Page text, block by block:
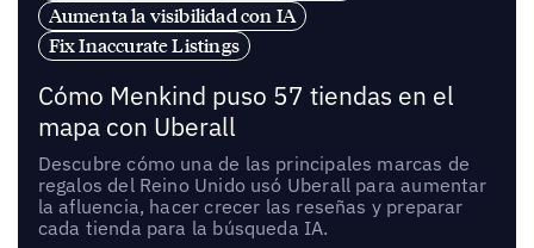
Aumenta la visibilidad con IA
Fix Inaccurate Listings
Cómo Menkind puso 57 tiendas en el
mapa con Uberall
Descubre cómo una de las principales marcas de
regalos del Reino Unido usó Uberall para aumentar
la afluencia, hacer crecer las reseñas y preparar
cada tienda para la búsqueda IA.